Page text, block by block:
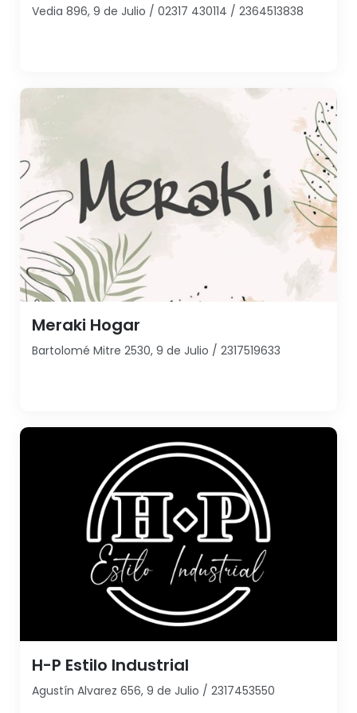
Vedia 896, 9 de Julio / 02317 430114 / 2364513838
Meraki Hogar
Bartolomé Mitre 2530, 9 de Julio / 2317519633
H-P Estilo Industrial
Agustín Alvarez 656, 9 de Julio / 2317453550